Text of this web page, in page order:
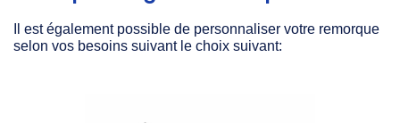
Il est également possible de personnaliser votre remorque
selon vos besoins suivant le choix suivant: